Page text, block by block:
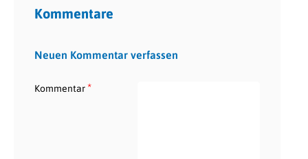
Kommentare
Neuen Kommentar verfassen
Kommentar*